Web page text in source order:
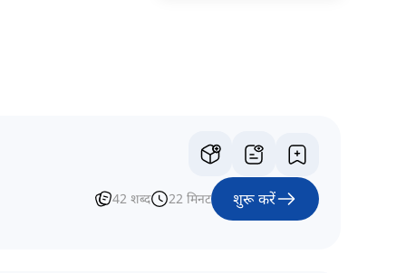
42 शब्द 22 मिनट शुरू करें